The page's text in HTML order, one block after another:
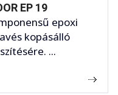
EP 19
epoxi
kopásálló
...